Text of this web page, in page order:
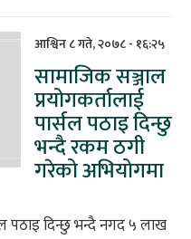
आश्विन ८ गते, २०७८ - १६:२५
सामाजिक सञ्जाल
प्रयोगकर्तालाई
पार्सल पठाइ दिन्छु
भन्दै रकम ठगी
गरेको अभियोगमा
पठाइ दिन्छु भन्दै नगद ५ लाख